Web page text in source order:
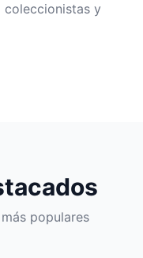
coleccionistas y
populares